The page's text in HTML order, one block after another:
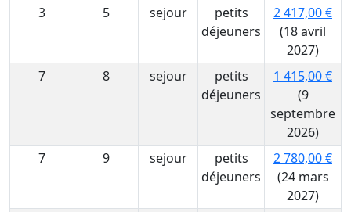
3
5 sejour
petits
déjeuners
2 417,00 €
(18 avril
2027)
7
8 sejour
petits
déjeuners
1 415,00 €
(9
septembre
2026)
7
9 sejour
petits
déjeuners
2 780,00 €
(24 mars
2027)